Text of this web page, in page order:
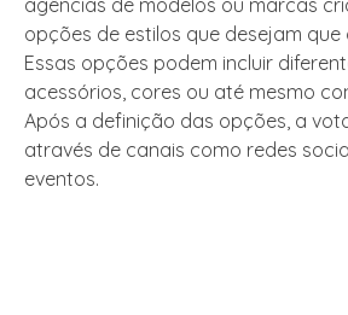
agências de modelos ou marcas
opções de estilos que desejam que
Essas opções podem incluir
acessórios, cores ou até mesmo
Após a definição das opções, a
através de canais como redes
eventos.